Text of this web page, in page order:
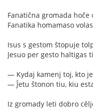
Fanatična gromada
Fanatika homamaso
Isus s gestom štopuje
Jesuo per gesto haltigas
— Kydaj kamenj toj, kto
— Ĵetu ŝtonon tiu, kiu
Iz gromady leti dobro